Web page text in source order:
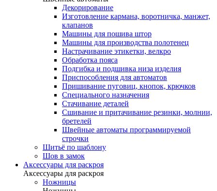
Декорирование
Изготовление кармана, воротничка, манжет,
клапанов
Машины для пошива штор
Машины для производства полотенец
Настрачивание этикетки, велкро
Обработка пояса
Подгибка и подшивка низа изделия
Приспособления для автоматов
Пришивание пуговиц, кнопок, крючков
Специального назначения
Стачивание деталей
Сшивание и притачивание резинки, молнии,
бретелей
Швейные автоматы программируемой
строчки
Шитьё по шаблону
Шов в замок
Аксессуары для раскроя
Аксессуары для раскроя
Ножницы